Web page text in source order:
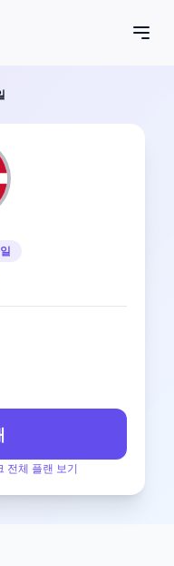
전체 플랜 보기